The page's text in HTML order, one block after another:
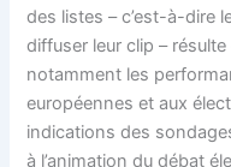
des listes – c’est-à-dire
diffuser leur clip – résulte
notamment les
européennes et aux
indications des
à l’animation du débat